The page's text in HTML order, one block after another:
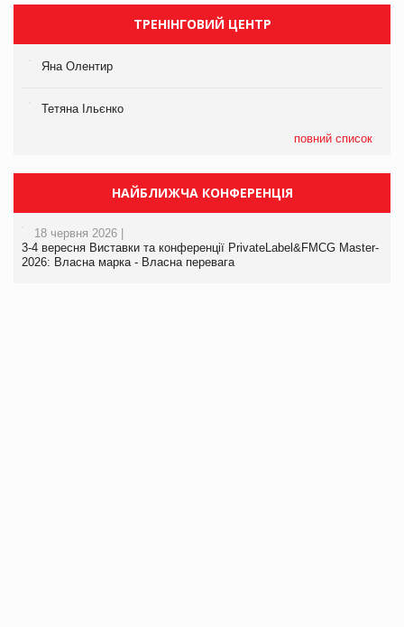
ТРЕНІНГОВИЙ ЦЕНТР
Яна Олентир
Тетяна Ільєнко
повний список
НАЙБЛИЖЧА КОНФЕРЕНЦІЯ
18 червня 2026 |
3-4 вересня Виставки та конференції PrivateLabel&FMCG Master-
2026: Власна марка - Власна перевага